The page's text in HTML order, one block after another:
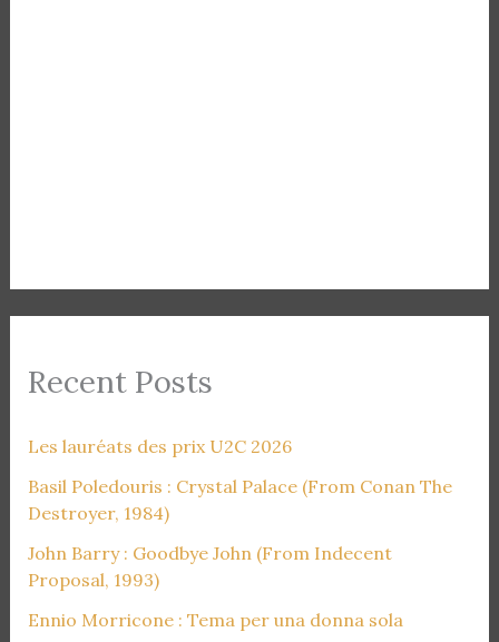
Recent Posts
Les lauréats des prix U2C 2026
Basil Poledouris : Crystal Palace (From Conan The
Destroyer, 1984)
John Barry : Goodbye John (From Indecent
Proposal, 1993)
Ennio Morricone : Tema per una donna sola